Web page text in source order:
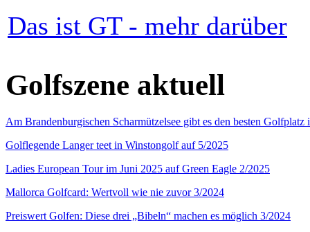
Das ist GT - mehr darüber
Golfszene aktuell
Am Brandenburgischen Scharmützelsee gibt es den besten
Golflegende Langer teet in Winstongolf auf 5/2025
Ladies European Tour im Juni 2025 auf Green Eagle 2/2025
Mallorca Golfcard: Wertvoll wie nie zuvor 3/2024
Preiswert Golfen: Diese drei „Bibeln“ machen es möglich 3/2024